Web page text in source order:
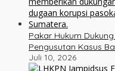
Pakar Hukum
Pengusutan Kasus
Juli 10, 2026